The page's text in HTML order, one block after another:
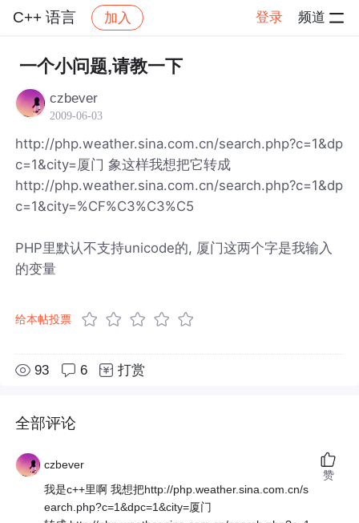
C++ 语言 加入 登录 频道
社区 C++ 语言 帖子详情
一个小问题,请教一下
czbever
2009-06-03
http://php.weather.sina.com.cn/search.php?c=1&dp
c=1&city=厦门 象这样我想把它转成
http://php.weather.sina.com.cn/search.php?c=1&dp
c=1&city=%CF%C3%C3%C5
PHP里默认不支持unicode的, 厦门这两个字是我输入
的变量
给本帖投票
93 6 打赏
全部评论
czbever
我是c++里啊 我想把http://php.weather.sina.com.cn/s
earch.php?c=1&dpc=1&city=厦门
赞